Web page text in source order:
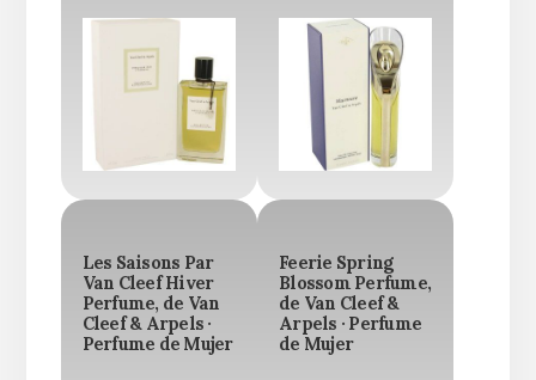
Les Saisons Par
Van Cleef Hiver
Perfume, de Van
Cleef & Arpels ·
Perfume de Mujer
Feerie Spring
Blossom Perfume,
de Van Cleef &
Arpels · Perfume
de Mujer